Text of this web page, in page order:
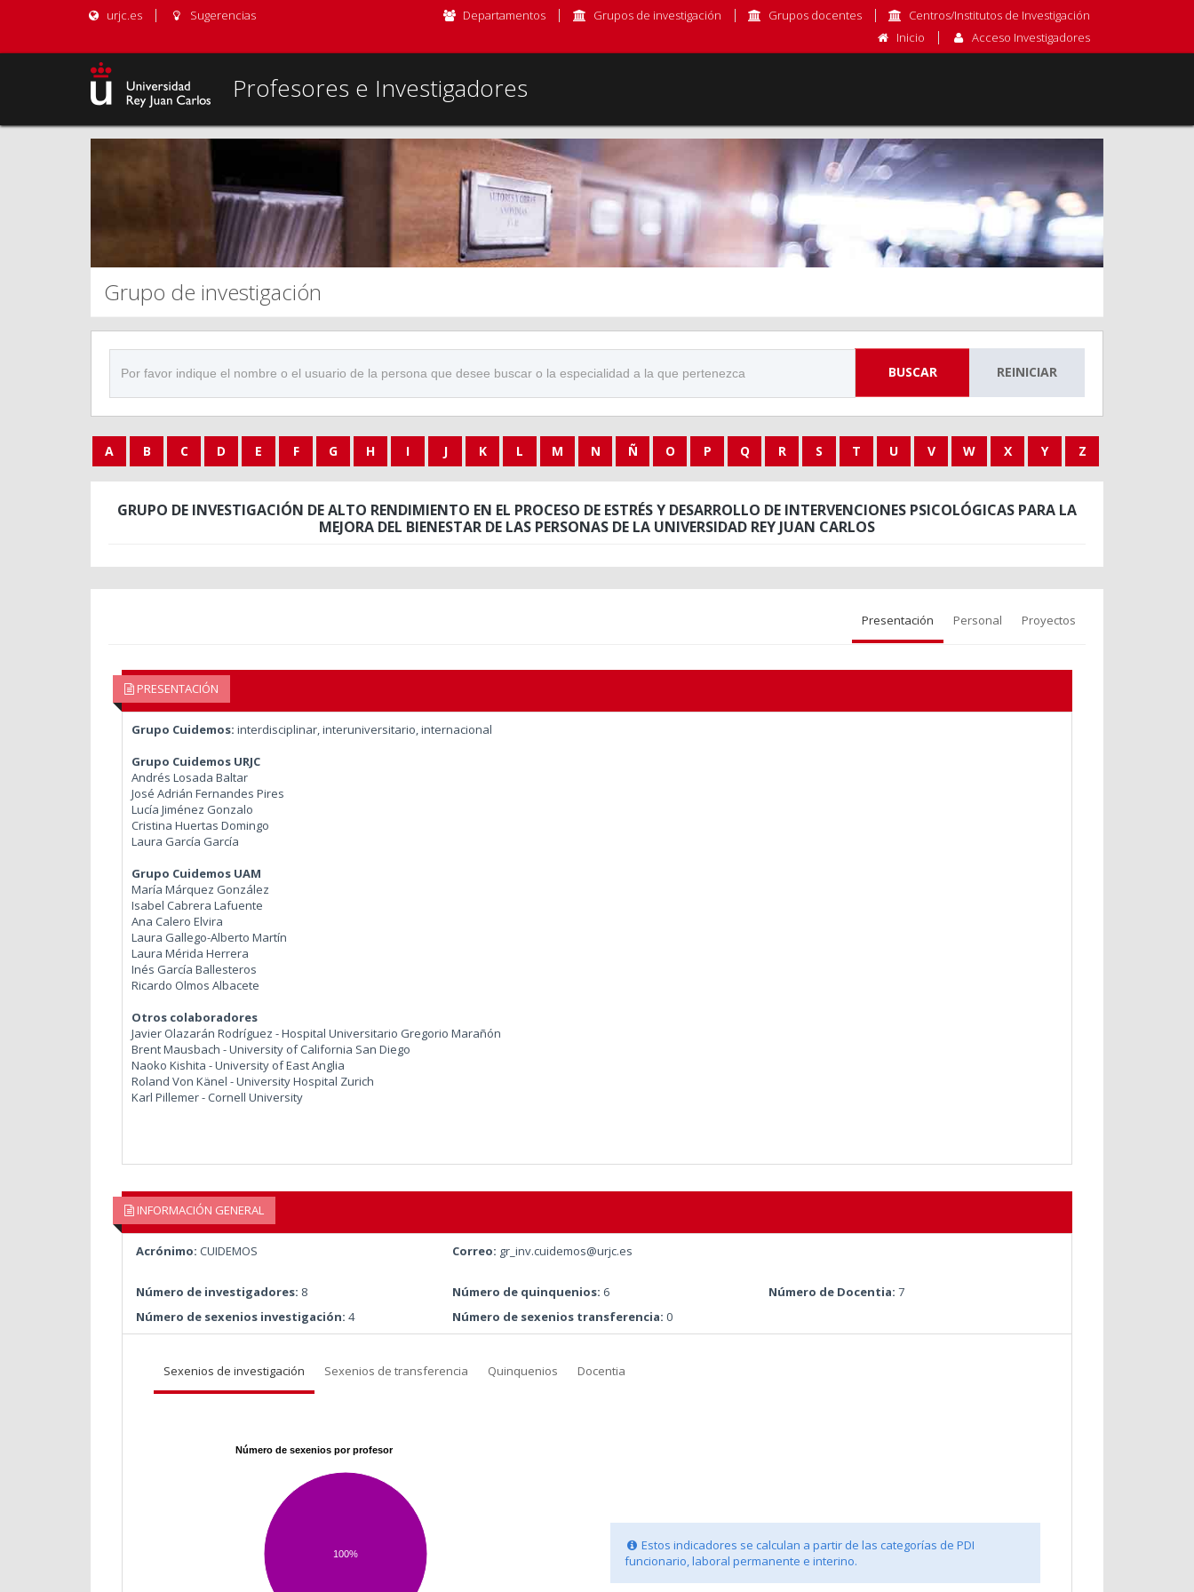
urjc.es Sugerencias Departamentos Grupos de investigación Grupos docentes
Centros/Institutos de Investigación
Inicio
Acceso Investigadores
Profesores e Investigadores
Grupo de investigación
BUSCAR REINICIAR
A B C D E F G H I J K L M N Ñ O P Q R S T U V W X Y Z
GRUPO DE INVESTIGACIÓN DE ALTO RENDIMIENTO EN EL PROCESO DE ESTRÉS Y DESARROLLO DE INTERVENCIONES PSICOLÓGICAS PARA LA
MEJORA DEL BIENESTAR DE LAS PERSONAS DE LA UNIVERSIDAD REY JUAN CARLOS
Presentación Personal Proyectos
PRESENTACIÓN
Grupo Cuidemos: interdisciplinar, interuniversitario, internacional
Grupo Cuidemos URJC
Andrés Losada Baltar
José Adrián Fernandes Pires
Lucía Jiménez Gonzalo
Cristina Huertas Domingo
Laura García García
Grupo Cuidemos UAM
María Márquez González
Isabel Cabrera Lafuente
Ana Calero Elvira
Laura Gallego-Alberto Martín
Laura Mérida Herrera
Inés García Ballesteros
Ricardo Olmos Albacete
Otros colaboradores
Javier Olazarán Rodríguez - Hospital Universitario Gregorio Marañón
Brent Mausbach - University of California San Diego
Naoko Kishita - University of East Anglia
Roland Von Känel - University Hospital Zurich
Karl Pillemer - Cornell University
INFORMACIÓN GENERAL
Acrónimo: CUIDEMOS Correo: gr_inv.cuidemos@urjc.es
Número de investigadores: 8 Número de quinquenios: 6 Número de Docentia: 7
Número de sexenios investigación: 4 Número de sexenios transferencia: 0
Sexenios de investigación Sexenios de transferencia Quinquenios Docentia
Número de sexenios por profesor
100%
Estos indicadores se calculan a partir de las categorías de PDI
funcionario, laboral permanente e interino.